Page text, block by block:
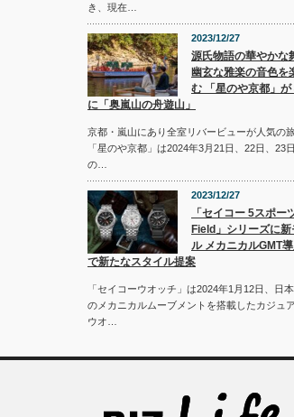
き、現在…
2023/12/27
源氏物語の華やかな
幽玄な雅楽の音色を
む 「星のや京都」が
に「奥嵐山の舟遊山」
京都・嵐山にあり全室リバービューが人気の
「星のや京都」は2024年3月21日、22日、23日
の…
2023/12/27
「セイコー 5スポー
Field」シリーズに新
ル メカニカルGMT
で新たなスタイル提案
「セイコーウオッチ」は2024年1月12日、日
のメカニカルムーブメントを搭載したカジュ
ウオ…